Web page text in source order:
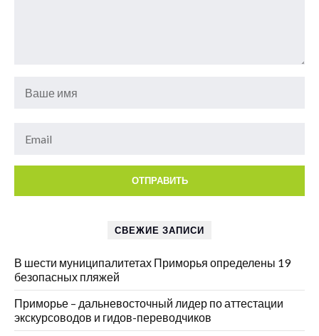
СВЕЖИЕ ЗАПИСИ
В шести муниципалитетах Приморья определены 19
безопасных пляжей
Приморье – дальневосточный лидер по аттестации
экскурсоводов и гидов-переводчиков